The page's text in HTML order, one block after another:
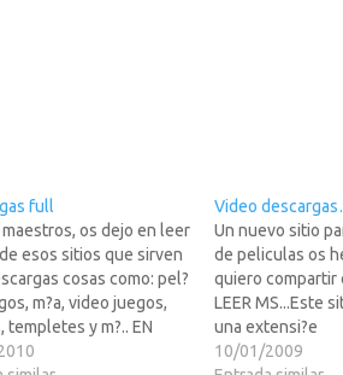
full
maestros, os dejo en leer
esos sitios que sirven
cosas como: pel?
m?a, video juegos,
templetes y m?.. EN
os dejo dicho
Video
Un nuevo sitio
de peliculas os
quiero compartir
LEER MS...Este
una extensi?e
veocinehttp://
10/01/2009